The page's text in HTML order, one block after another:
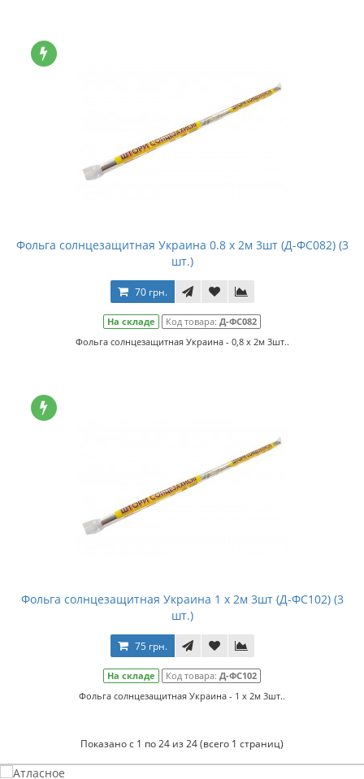
Фольга солнцезащитная Украина 0.8 x 2м 3шт (Д-ФС082) (3
шт.)
70 грн.
На складе Код товара: Д-ФС082
Фольга солнцезащитная Украина - 0,8 x 2м 3шт..
Фольга солнцезащитная Украина 1 x 2м 3шт (Д-ФС102) (3
шт.)
75 грн.
На складе Код товара: Д-ФС102
Фольга солнцезащитная Украина - 1 x 2м 3шт..
Показано с 1 по 24 из 24 (всего 1 страниц)